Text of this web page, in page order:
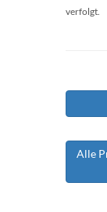
verfolgt.
Alle